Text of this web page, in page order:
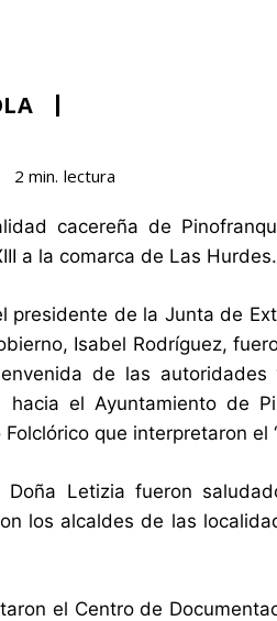
2 min. lectura
cacereña de
a la comarca de Las Hurdes.
presidente de la Junta de
Isabel Rodríguez,
de las
el Ayuntamiento de
que interpretaron el
Letizia fueron
los alcaldes de las
el Centro de